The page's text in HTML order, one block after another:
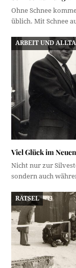
Ohne Schnee
üblich. Mit Schnee
ARBEIT UND
Viel Glück im
Nicht nur zur
sondern auch
RÄTSEL